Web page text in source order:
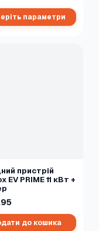
параметри
пристрій
EV PRIME 11 кВт +
до кошика